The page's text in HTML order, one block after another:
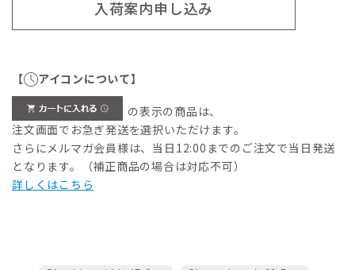
入荷案内申し込み
【 アイコンについて】
の表示の商品は、
注文画面でお急ぎ発送を選択いただけます。
さらにメルマガ会員様は、当日12:00までのご注文で当日発送
となります。（補正商品の場合は対応不可）
詳しくはこちら